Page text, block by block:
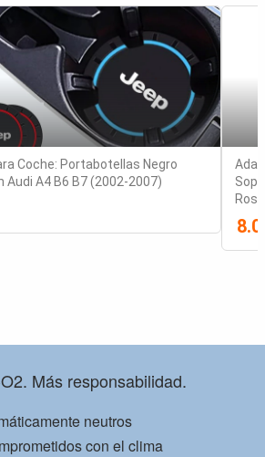
Coche: Portabotellas Negro
Audi A4 B6 B7 (2002-2007)
Más responsabilidad.
neutros
con el clima